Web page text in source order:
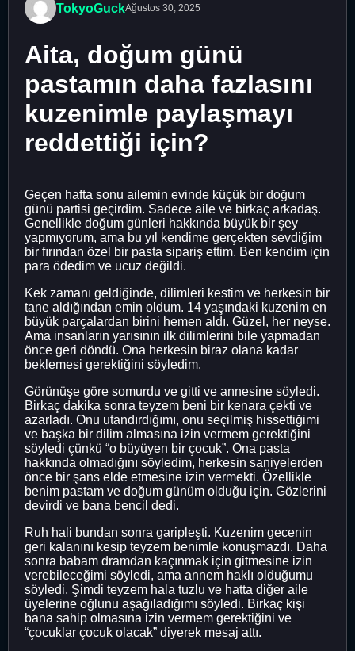
TokyoGuckAğustos 30, 2025
Aita, doğum günü
pastamın daha fazlasını
kuzenimle paylaşmayı
reddettiği için?
Geçen hafta sonu ailemin evinde küçük bir doğum
günü partisi geçirdim. Sadece aile ve birkaç arkadaş.
Genellikle doğum günleri hakkında büyük bir şey
yapmıyorum, ama bu yıl kendime gerçekten sevdiğim
bir fırından özel bir pasta sipariş ettim. Ben kendim için
para ödedim ve ucuz değildi.
Kek zamanı geldiğinde, dilimleri kestim ve herkesin bir
tane aldığından emin oldum. 14 yaşındaki kuzenim en
büyük parçalardan birini hemen aldı. Güzel, her neyse.
Ama insanların yarısının ilk dilimlerini bile yapmadan
önce geri döndü. Ona herkesin biraz olana kadar
beklemesi gerektiğini söyledim.
Görünüşe göre somurdu ve gitti ve annesine söyledi.
Birkaç dakika sonra teyzem beni bir kenara çekti ve
azarladı. Onu utandırdığımı, onu seçilmiş hissettiğimi
ve başka bir dilim almasına izin vermem gerektiğini
söyledi çünkü “o büyüyen bir çocuk”. Ona pasta
hakkında olmadığını söyledim, herkesin saniyelerden
önce bir şans elde etmesine izin vermekti. Özellikle
benim pastam ve doğum günüm olduğu için. Gözlerini
devirdi ve bana bencil dedi.
Ruh hali bundan sonra garipleşti. Kuzenim gecenin
geri kalanını kesip teyzem benimle konuşmazdı. Daha
sonra babam dramdan kaçınmak için gitmesine izin
verebileceğimi söyledi, ama annem haklı olduğumu
söyledi. Şimdi teyzem hala tuzlu ve hatta diğer aile
üyelerine oğlunu aşağıladığımı söyledi. Birkaç kişi
bana sahip olmasına izin vermem gerektiğini ve
“çocuklar çocuk olacak” diyerek mesaj attı.